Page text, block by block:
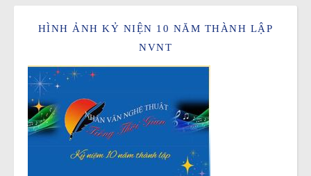
HÌNH ẢNH KỶ NIỆN 10 NĂM THÀNH LẬP
NVNT